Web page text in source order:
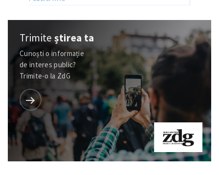
SUSȚINE
Trimiteștirea ta
Cunoști o informație
de interes public?
Trimite-o la ZdG